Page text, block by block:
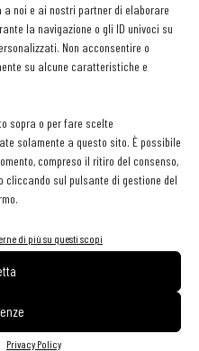
noi e ai nostri partner di elaborare
la navigazione o gli ID univoci su
Non acconsentire o
su alcune caratteristiche e
sopra o per fare scelte
solamente a questo sito. È possibile
compreso il ritiro del consenso,
cliccando sul pulsante di gestione del
di più su questi scopi
Privacy Policy